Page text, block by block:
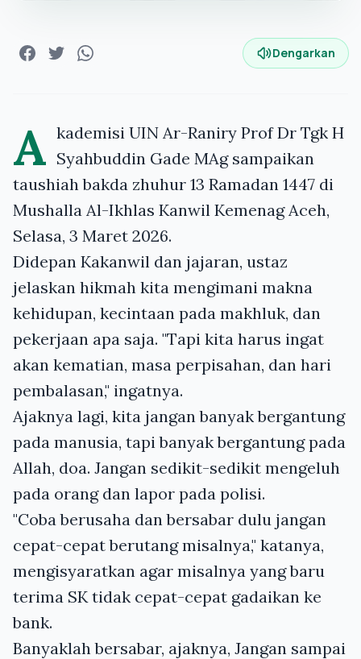
Dengarkan
A kademisi UIN Ar-Raniry Prof Dr Tgk H
Syahbuddin Gade MAg sampaikan
taushiah bakda zhuhur 13 Ramadan 1447 di
Mushalla Al-Ikhlas Kanwil Kemenag Aceh,
Selasa, 3 Maret 2026.
Didepan Kakanwil dan jajaran, ustaz
jelaskan hikmah kita mengimani makna
kehidupan, kecintaan pada makhluk, dan
pekerjaan apa saja. "Tapi kita harus ingat
akan kematian, masa perpisahan, dan hari
pembalasan," ingatnya.
Ajaknya lagi, kita jangan banyak bergantung
pada manusia, tapi banyak bergantung pada
Allah, doa. Jangan sedikit-sedikit mengeluh
pada orang dan lapor pada polisi.
"Coba berusaha dan bersabar dulu jangan
cepat-cepat berutang misalnya," katanya,
mengisyaratkan agar misalnya yang baru
terima SK tidak cepat-cepat gadaikan ke
bank.
Banyaklah bersabar, ajaknya, Jangan sampai